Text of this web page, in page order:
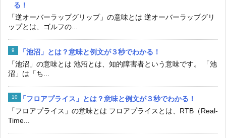
る！
「逆オーバーラップグリップ」の意味とは 逆オーバーラップグリ
ップとは、ゴルフの...
「池沼」とは？意味と例文が３秒でわかる！
「池沼」の意味とは 池沼とは、知的障害者という意味です。 「池
沼」は「ち...
「フロアプライス」とは？意味と例文が３秒でわかる！
「フロアプライス」の意味とは フロアプライスとは、RTB（Real-
Time...